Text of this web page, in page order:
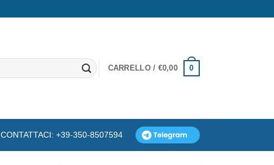
CARRELLO / €0,00 0
CONTATTACI: +39-350-8507594